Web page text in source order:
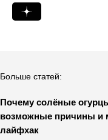
Больше статей:
Почему солёные
возможные причины и
лайфхак